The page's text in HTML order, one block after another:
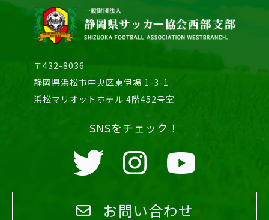
〒432-8036
静岡県浜松市中央区東伊場 1-3-1
浜松マリオットホテル 4階452号室
SNSをチェック！
お問い合わせ